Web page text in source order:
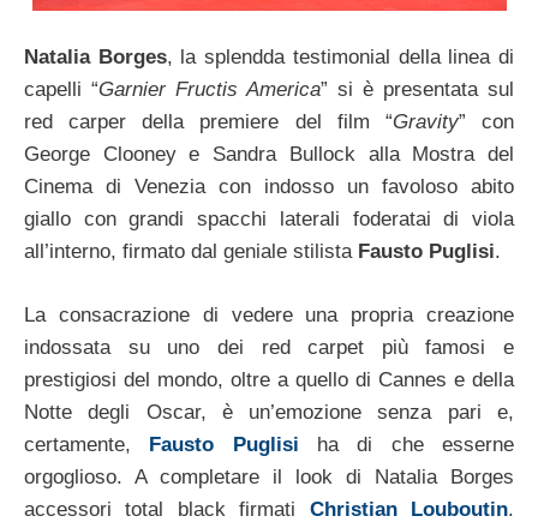
Natalia Borges, la splendda testimonial della linea di
capelli “Garnier Fructis America” si è presentata sul
red carper della premiere del film “Gravity” con
George Clooney e Sandra Bullock alla Mostra del
Cinema di Venezia con indosso un favoloso abito
giallo con grandi spacchi laterali foderatai di viola
all’interno, firmato dal geniale stilista Fausto Puglisi.
La consacrazione di vedere una propria creazione
indossata su uno dei red carpet più famosi e
prestigiosi del mondo, oltre a quello di Cannes e della
Notte degli Oscar, è un’emozione senza pari e,
certamente, Fausto Puglisi ha di che esserne
orgoglioso. A completare il look di Natalia Borges
accessori total black firmati Christian Louboutin.